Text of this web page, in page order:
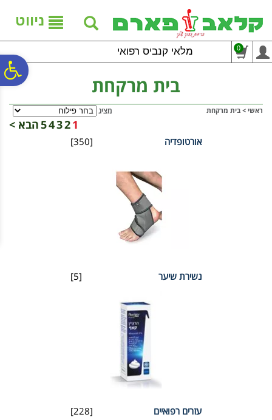
נגישות
אתר
המרכזי
ניווט
מלאי קנביס רפואי 0
בית מרקחת
ראשי > בית מרקחת מציג
1
2
3
4
5הבא >
[350] אורטופדיה
[5] נשירת שיער
[228] עזרים רפואיים